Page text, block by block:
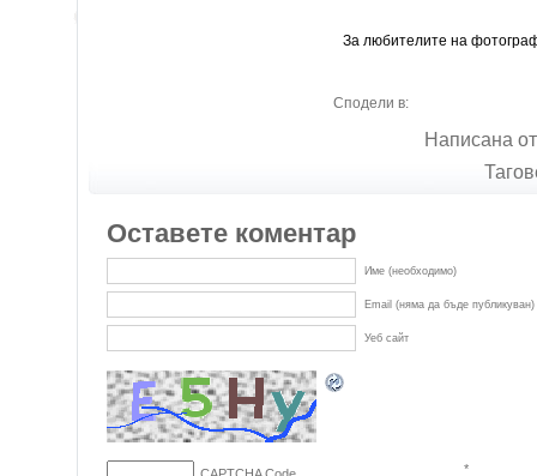
За любителите на
Сподели в:
Написана
Оставете коментар
Име (необходимо)
Email (няма да бъде
Уеб сайт
*